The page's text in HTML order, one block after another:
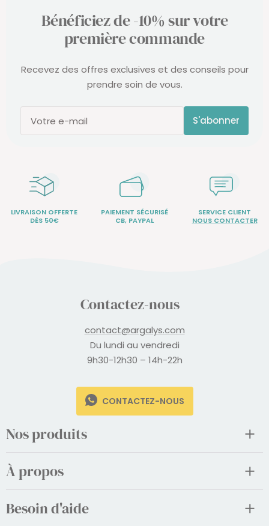
Bénéficiez de -10% sur votre
première commande
Recevez des offres exclusives et des conseils pour
prendre soin de vous.
Votre e-mail S'abonner
LIVRAISON OFFERTE
DÈS 50€
PAIEMENT SÉCURISÉ
CB, PAYPAL
SERVICE CLIENT
NOUS CONTACTER
Contactez-nous
contact@argalys.com
Du lundi au vendredi
9h30-12h30 – 14h-22h
CONTACTEZ-NOUS
Nos produits
À propos
Besoin d'aide